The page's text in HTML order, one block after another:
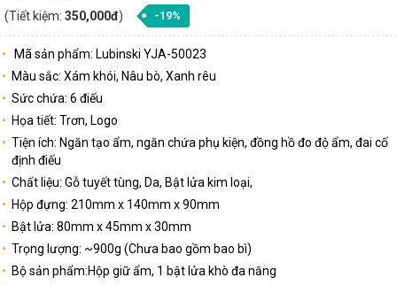
(Tiết kiệm: 350,000đ) -19%
Mã sản phẩm: Lubinski YJA-50023
Màu sắc: Xám khói, Nâu bò, Xanh rêu
Sức chứa: 6 điếu
Họa tiết: Trơn, Logo
Tiện ích: Ngăn tạo ẩm, ngăn chứa phụ kiện, đồng hồ đo độ ẩm, đai cố
định điếu
Chất liệu: Gỗ tuyết tùng, Da, Bật lửa kim loại,
Hộp đựng: 210mm x 140mm x 90mm
Bật lửa: 80mm x 45mm x 30mm
Trọng lượng: ~900g (Chưa bao gồm bao bì)
Bộ sản phẩm:Hộp giữ ẩm, 1 bật lửa khò đa năng